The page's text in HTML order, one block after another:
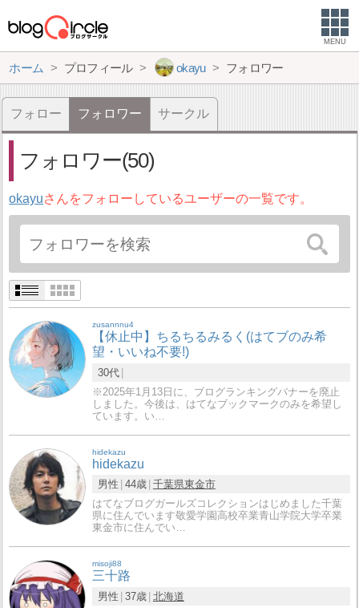
MENU
ホーム プロフィール okayu フォロワー
フォロー フォロワー サークル
フォロワー(50)
okayuさんをフォローしているユーザーの一覧です。
zusannnu4
【休止中】ちるちるみるく(はてブのみ希
望・いいね不要!)
30代
※2025年1月13日に、ブログランキングバナーを廃止
しました。今後は、はてなブックマークのみを希望し
ています。い…
hidekazu
hidekazu
男性 44歳 千葉県東金市
はてなブログガールズコレクションはじめました千葉
県に住んでいます敬愛学園高校卒業青山学院大学卒業
東金市に住んでい…
misoji88
三十路
男性 37歳 北海道